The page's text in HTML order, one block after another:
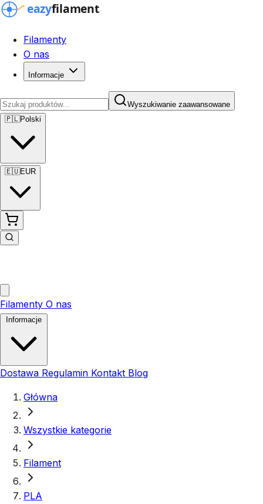
Filamenty
O nas
Informacje
Wyszukiwanie zaawansowane
🇵🇱Polski
🇪🇺EUR
Filamenty O nas
Dostawa Regulamin Kontakt Blog
Główna
Wszystkie kategorie
Filament
PLA